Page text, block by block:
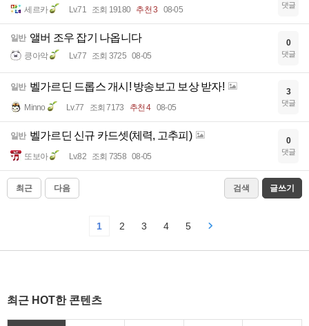
세르카 Lv.71 조회 19180 추천 3 08-05 댓글
일반 앨버 조우 잡기 나옵니다
킁아악 Lv.77 조회 3725 08-05
0
댓글
일반 벨가르딘 드롭스 개시! 방송보고 보상 받자!
Minno Lv.77 조회 7173 추천 4 08-05
3
댓글
일반 벨가르딘 신규 카드셋(체력, 고추피)
또보아 Lv.82 조회 7358 08-05
0
댓글
최근 다음 검색 글쓰기
1 2 3 4 5
최근 HOT한 콘텐츠